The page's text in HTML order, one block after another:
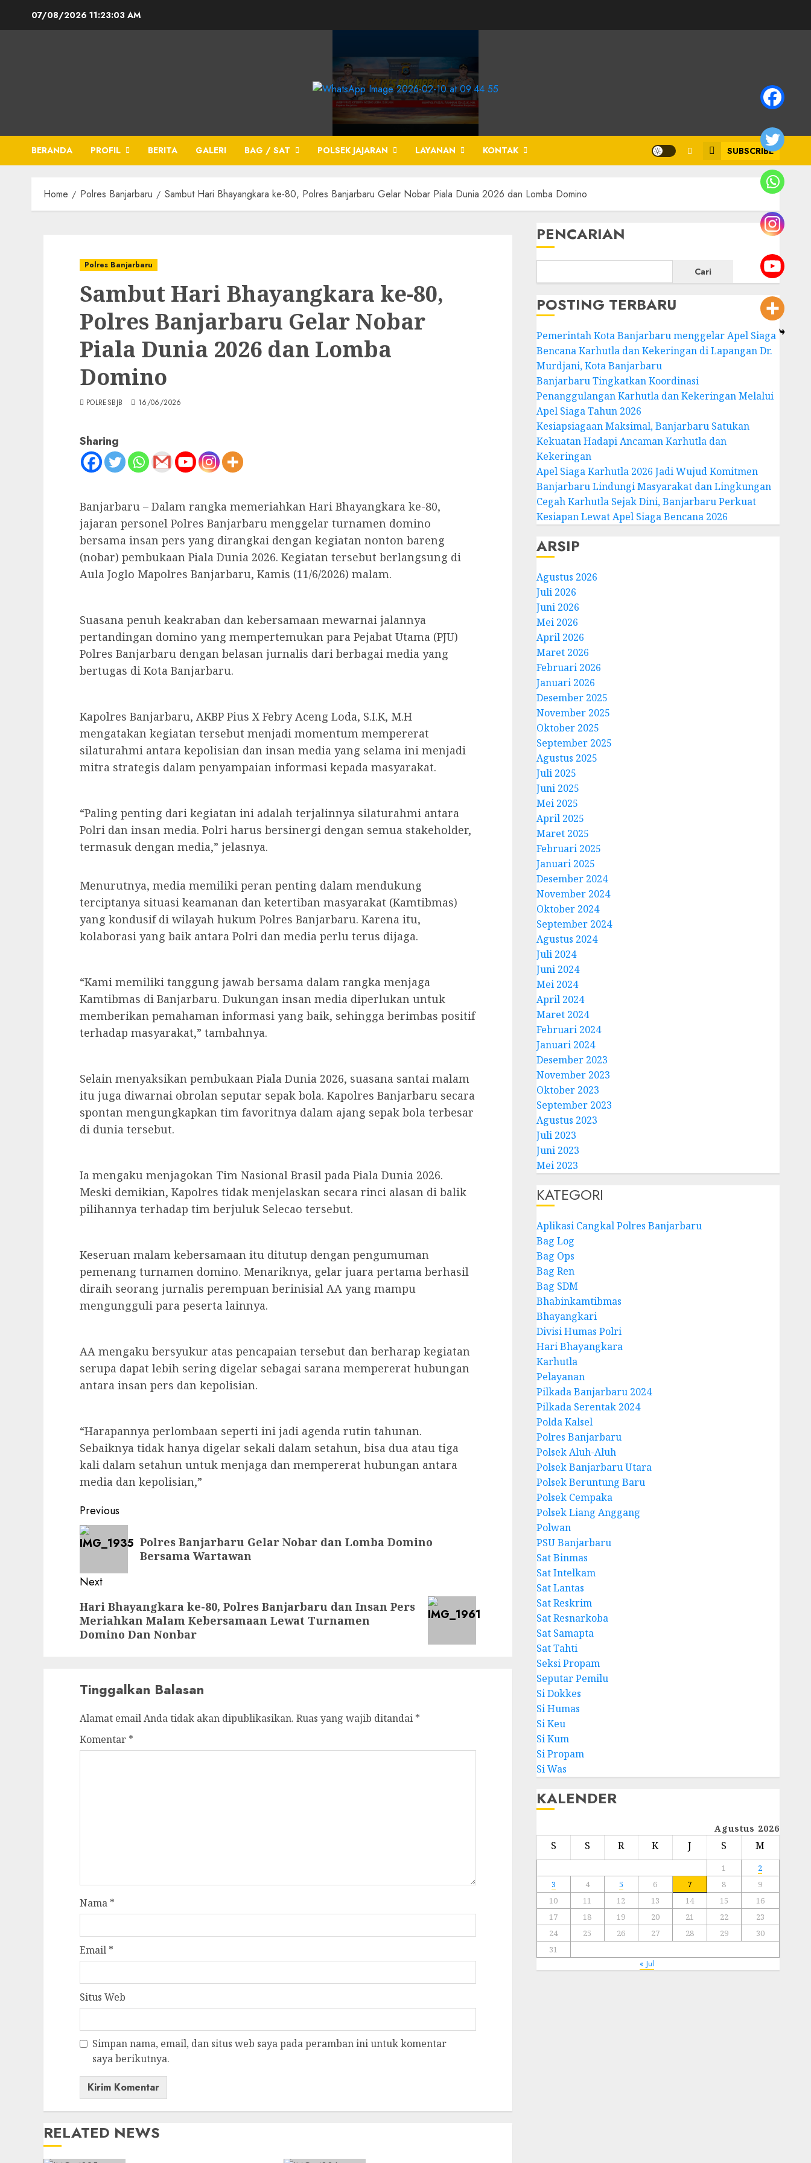
07/08/2026 11:23:04 AM
BERANDA PROFIL BERITA GALERI BAG / SAT POLSEK JAJARAN LAYANAN KONTAK SUBSCRIBE
Home Polres Banjarbaru Sambut Hari Bhayangkara ke-80, Polres Banjarbaru Gelar Nobar Piala Dunia 2026 dan Lomba Domino
Polres Banjarbaru
Sambut Hari Bhayangkara ke-80,
Polres Banjarbaru Gelar Nobar
Piala Dunia 2026 dan Lomba
Domino
POLRESBJB 16/06/2026
Sharing
Banjarbaru – Dalam rangka memeriahkan Hari Bhayangkara ke-80,
jajaran personel Polres Banjarbaru menggelar turnamen domino
bersama insan pers yang dirangkai dengan kegiatan nonton bareng
(nobar) pembukaan Piala Dunia 2026. Kegiatan tersebut berlangsung di
Aula Joglo Mapolres Banjarbaru, Kamis (11/6/2026) malam.
Suasana penuh keakraban dan kebersamaan mewarnai jalannya
pertandingan domino yang mempertemukan para Pejabat Utama (PJU)
Polres Banjarbaru dengan belasan jurnalis dari berbagai media yang
bertugas di Kota Banjarbaru.
Kapolres Banjarbaru, AKBP Pius X Febry Aceng Loda, S.I.K, M.H
mengatakan kegiatan tersebut menjadi momentum mempererat
silaturahmi antara kepolisian dan insan media yang selama ini menjadi
mitra strategis dalam penyampaian informasi kepada masyarakat.
“Paling penting dari kegiatan ini adalah terjalinnya silaturahmi antara
Polri dan insan media. Polri harus bersinergi dengan semua stakeholder,
termasuk dengan media,” jelasnya.
Menurutnya, media memiliki peran penting dalam mendukung
terciptanya situasi keamanan dan ketertiban masyarakat (Kamtibmas)
yang kondusif di wilayah hukum Polres Banjarbaru. Karena itu,
kolaborasi yang baik antara Polri dan media perlu terus dijaga.
“Kami memiliki tanggung jawab bersama dalam rangka menjaga
Kamtibmas di Banjarbaru. Dukungan insan media diperlukan untuk
memberikan pemahaman informasi yang baik, sehingga berimbas positif
terhadap masyarakat,” tambahnya.
Selain menyaksikan pembukaan Piala Dunia 2026, suasana santai malam
itu juga diwarnai obrolan seputar sepak bola. Kapolres Banjarbaru secara
spontan mengungkapkan tim favoritnya dalam ajang sepak bola terbesar
di dunia tersebut.
Ia mengaku menjagokan Tim Nasional Brasil pada Piala Dunia 2026.
Meski demikian, Kapolres tidak menjelaskan secara rinci alasan di balik
pilihannya terhadap tim berjuluk Selecao tersebut.
Keseruan malam kebersamaan itu ditutup dengan pengumuman
pemenang turnamen domino. Menariknya, gelar juara pertama berhasil
diraih seorang jurnalis perempuan berinisial AA yang mampu
mengungguli para peserta lainnya.
AA mengaku bersyukur atas pencapaian tersebut dan berharap kegiatan
serupa dapat lebih sering digelar sebagai sarana mempererat hubungan
antara insan pers dan kepolisian.
“Harapannya perlombaan seperti ini jadi agenda rutin tahunan.
Sebaiknya tidak hanya digelar sekali dalam setahun, bisa dua atau tiga
kali dalam setahun untuk menjaga dan mempererat hubungan antara
media dan kepolisian,”
Previous
Polres Banjarbaru Gelar Nobar dan Lomba Domino
Bersama Wartawan
Next
Hari Bhayangkara ke-80, Polres Banjarbaru dan Insan Pers
Meriahkan Malam Kebersamaan Lewat Turnamen
Domino Dan Nonbar
Tinggalkan Balasan
Alamat email Anda tidak akan dipublikasikan. Ruas yang wajib ditandai *
Komentar *
Nama *
Email *
Situs Web
Simpan nama, email, dan situs web saya pada peramban ini untuk komentar
saya berikutnya.
RELATED NEWS
PENCARIAN
Cari
POSTING TERBARU
Pemerintah Kota Banjarbaru menggelar Apel Siaga
Bencana Karhutla dan Kekeringan di Lapangan Dr.
Murdjani, Kota Banjarbaru
Banjarbaru Tingkatkan Koordinasi
Penanggulangan Karhutla dan Kekeringan Melalui
Apel Siaga Tahun 2026
Kesiapsiagaan Maksimal, Banjarbaru Satukan
Kekuatan Hadapi Ancaman Karhutla dan
Kekeringan
Apel Siaga Karhutla 2026 Jadi Wujud Komitmen
Banjarbaru Lindungi Masyarakat dan Lingkungan
Cegah Karhutla Sejak Dini, Banjarbaru Perkuat
Kesiapan Lewat Apel Siaga Bencana 2026
ARSIP
Agustus 2026
Juli 2026
Juni 2026
Mei 2026
April 2026
Maret 2026
Februari 2026
Januari 2026
Desember 2025
November 2025
Oktober 2025
September 2025
Agustus 2025
Juli 2025
Juni 2025
Mei 2025
April 2025
Maret 2025
Februari 2025
Januari 2025
Desember 2024
November 2024
Oktober 2024
September 2024
Agustus 2024
Juli 2024
Juni 2024
Mei 2024
April 2024
Maret 2024
Februari 2024
Januari 2024
Desember 2023
November 2023
Oktober 2023
September 2023
Agustus 2023
Juli 2023
Juni 2023
Mei 2023
KATEGORI
Aplikasi Cangkal Polres Banjarbaru
Bag Log
Bag Ops
Bag Ren
Bag SDM
Bhabinkamtibmas
Bhayangkari
Divisi Humas Polri
Hari Bhayangkara
Karhutla
Pelayanan
Pilkada Banjarbaru 2024
Pilkada Serentak 2024
Polda Kalsel
Polres Banjarbaru
Polsek Aluh-Aluh
Polsek Banjarbaru Utara
Polsek Beruntung Baru
Polsek Cempaka
Polsek Liang Anggang
Polwan
PSU Banjarbaru
Sat Binmas
Sat Intelkam
Sat Lantas
Sat Reskrim
Sat Resnarkoba
Sat Samapta
Sat Tahti
Seksi Propam
Seputar Pemilu
Si Dokkes
Si Humas
Si Keu
Si Kum
Si Propam
Si Was
KALENDER
Agustus 2026
S S R K J S M
1
2
3
4 5 6 7 8
9
10
11 12 13 14 15
16
17
18 19 20 21 22
23
24
25 26 27 28 29
30
31
« Jul